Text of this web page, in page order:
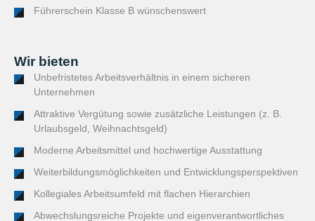
Führerschein Klasse B wünschenswert
Wir bieten
Unbefristetes Arbeitsverhältnis in einem sicheren
Unternehmen
Attraktive Vergütung sowie zusätzliche Leistungen (z. B.
Urlaubsgeld, Weihnachtsgeld)
Moderne Arbeitsmittel und hochwertige Ausstattung
Weiterbildungsmöglichkeiten und Entwicklungsperspektiven
Kollegiales Arbeitsumfeld mit flachen Hierarchien
Abwechslungsreiche Projekte und eigenverantwortliches